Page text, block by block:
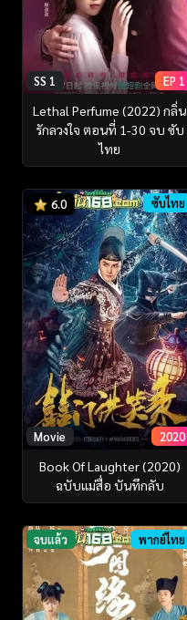
SS 1 EP 1
Lethal Perfume (2022) กลิ่น
รักลวงใจ ตอนที่ 1-30 จบ ซับ
ไทย
6.0 ซับไทย
Movie 2020
Book Of Laughter (2020)
ฉบับแม่สื่อ บันทึกลับ
จบแล้ว พากย์ไทย